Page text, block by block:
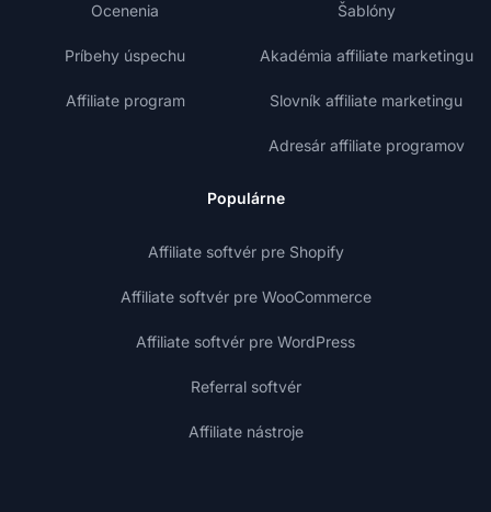
Ocenenia
Príbehy úspechu
Affiliate program
Šablóny
Akadémia affiliate marketingu
Slovník affiliate marketingu
Adresár affiliate programov
Populárne
Affiliate softvér pre Shopify
Affiliate softvér pre WooCommerce
Affiliate softvér pre WordPress
Referral softvér
Affiliate nástroje